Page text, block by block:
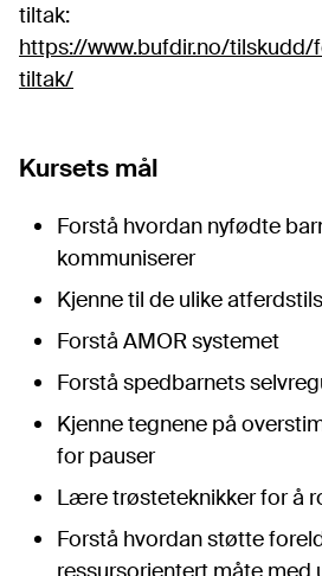
tiltak:
https://www.bufdir.no/
tiltak/
Kursets mål
Forstå hvordan nyfødte
kommuniserer
Kjenne til de ulike
Forstå AMOR systemet
Forstå spedbarnets
Kjenne tegnene på
for pauser
Lære trøsteteknikker for å
Forstå hvordan støtte